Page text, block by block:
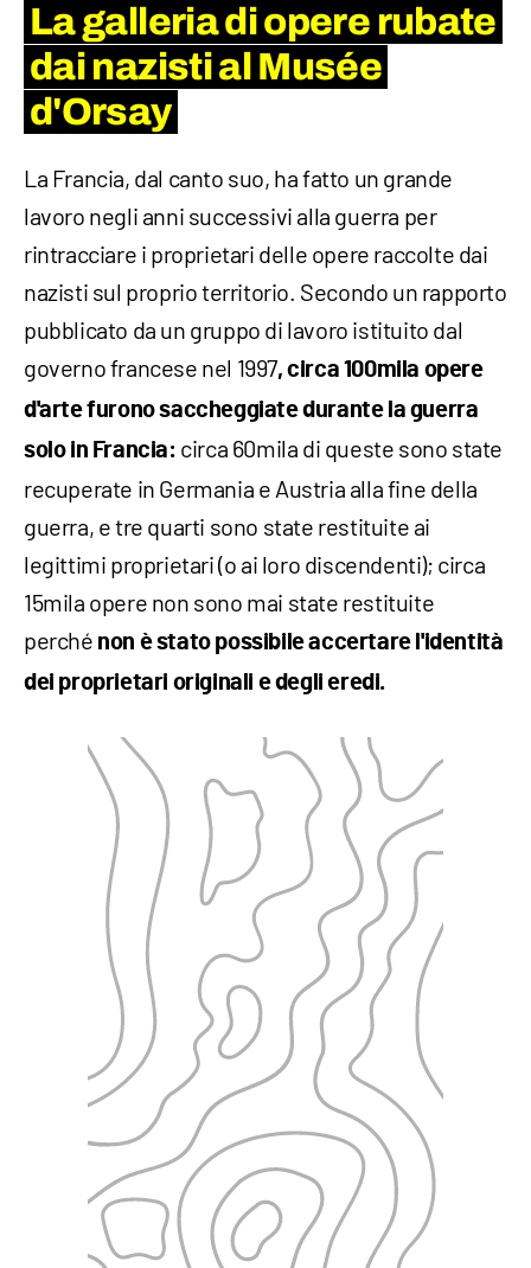
La galleria di opere rubate
dai nazisti al Musée
d'Orsay
La Francia, dal canto suo, ha fatto un grande
lavoro negli anni successivi alla guerra per
rintracciare i proprietari delle opere raccolte dai
nazisti sul proprio territorio. Secondo un rapporto
pubblicato da un gruppo di lavoro istituito dal
governo francese nel 1997, circa 100mila opere
d'arte furono saccheggiate durante la guerra
solo in Francia: circa 60mila di queste sono state
recuperate in Germania e Austria alla fine della
guerra, e tre quarti sono state restituite ai
legittimi proprietari (o ai loro discendenti); circa
15mila opere non sono mai state restituite
perché non è stato possibile accertare l'identità
dei proprietari originali e degli eredi.